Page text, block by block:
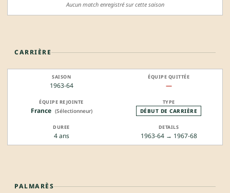
Aucun match enregistré sur cette saison
CARRIÈRE
1963-64 —
France (Sélectionneur) DÉBUT DE CARRIÈRE
4 ans 1963-64 → 1967-68
PALMARÈS